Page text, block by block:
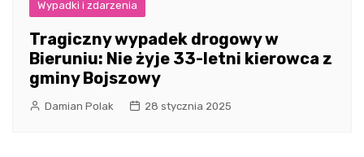
Wypadki i zdarzenia
Tragiczny wypadek drogowy w
Bieruniu: Nie żyje 33-letni kierowca z
gminy Bojszowy
Damian Polak 28 stycznia 2025